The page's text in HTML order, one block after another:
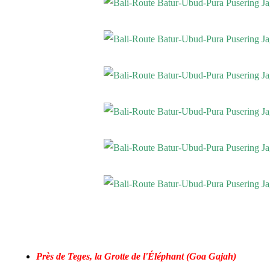
Près de Teges, la Grotte de l'Éléphant (Goa Gajah)